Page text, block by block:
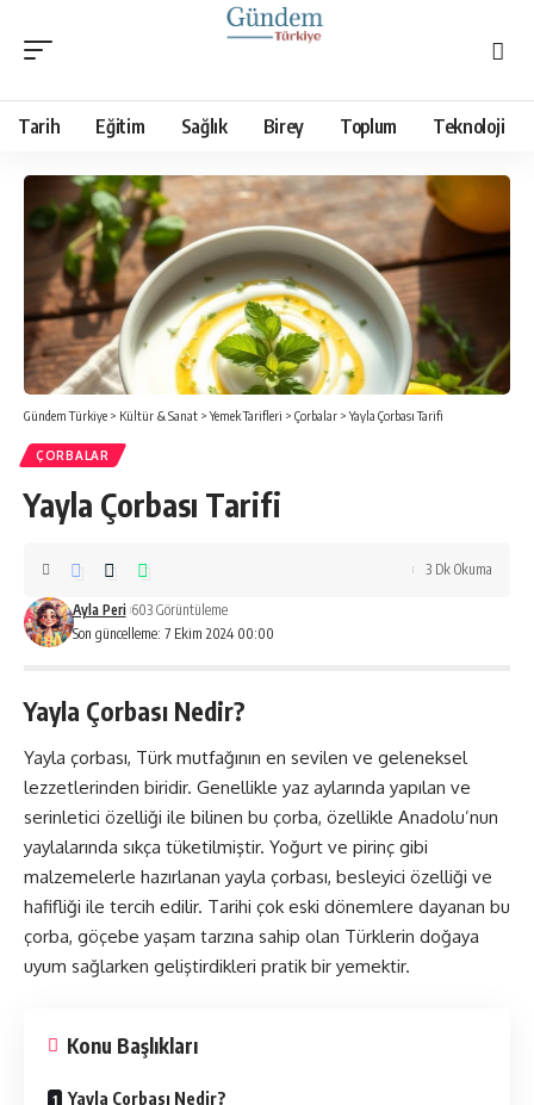
Tarih Eğitim Sağlık Birey Toplum Teknoloji
Gündem Türkiye > Kültür & Sanat >Yemek Tarifleri > Çorbalar >Yayla Çorbası Tarifi
ÇORBALAR
Yayla Çorbası Tarifi
Son güncelleme: 7 Ekim 2024 00:00
Ayla Peri 603 Görüntüleme
3 Dk Okuma
Yayla Çorbası Nedir?
Yayla çorbası, Türk mutfağının en sevilen ve geleneksel
lezzetlerinden biridir. Genellikle yaz aylarında yapılan ve
serinletici özelliği ile bilinen bu çorba, özellikle Anadolu’nun
yaylalarında sıkça tüketilmiştir. Yoğurt ve pirinç gibi
malzemelerle hazırlanan yayla çorbası, besleyici özelliği ve
hafifliği ile tercih edilir. Tarihi çok eski dönemlere dayanan bu
çorba, göçebe yaşam tarzına sahip olan Türklerin doğaya
uyum sağlarken geliştirdikleri pratik bir yemektir.
Konu Başlıkları
Yayla Çorbası Nedir?